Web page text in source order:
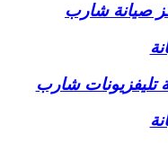
صيانة شارب
تليفزيونات شارب